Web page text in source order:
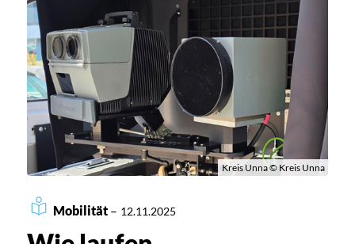
Kreis Unna © Kreis Unna
Mobilität– 12.11.2025